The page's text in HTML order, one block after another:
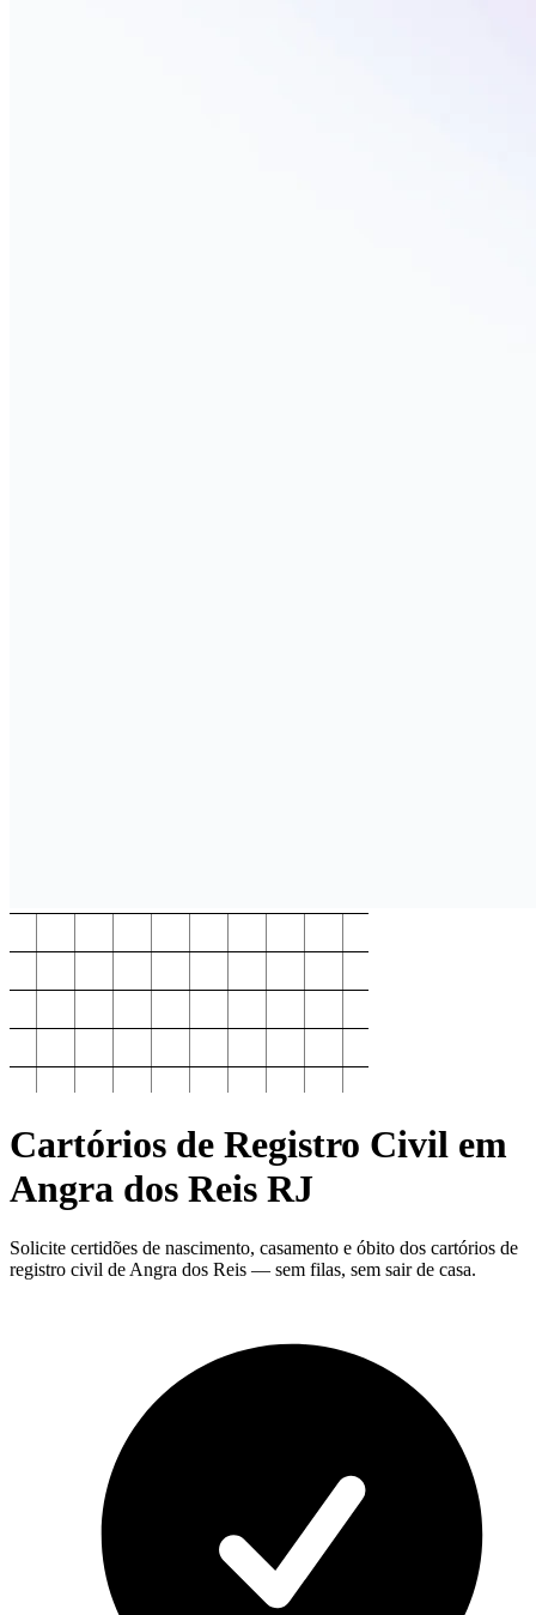
Cartórios de Registro Civil em
Angra dos Reis RJ
Solicite certidões de nascimento, casamento e óbito dos cartórios de
registro civil de Angra dos Reis — sem filas, sem sair de casa.